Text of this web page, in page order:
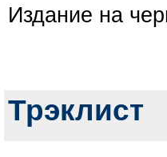
Издание на
Трэклист